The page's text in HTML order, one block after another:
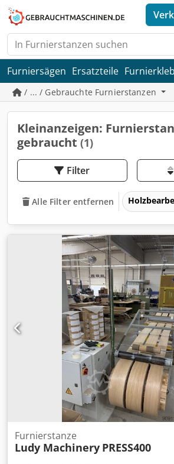
Furniersägen Ersatzteile
/ ... / Gebrauchte Furnierstanzen
Kleinanzeigen:
gebraucht (1)
Filter
Alle Filter entfernen
Furnierstanze
Ludy Machinery PRESS400